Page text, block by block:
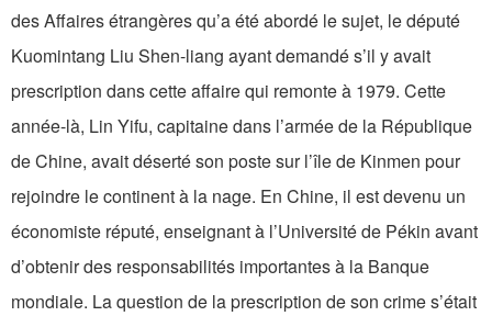
des Affaires étrangères qu’a été abordé le sujet, le député
Kuomintang Liu Shen-liang ayant demandé s’il y avait
prescription dans cette affaire qui remonte à 1979. Cette
année-là, Lin Yifu, capitaine dans l’armée de la République
de Chine, avait déserté son poste sur l’île de Kinmen pour
rejoindre le continent à la nage. En Chine, il est devenu un
économiste réputé, enseignant à l’Université de Pékin avant
d’obtenir des responsabilités importantes à la Banque
mondiale. La question de la prescription de son crime s’était